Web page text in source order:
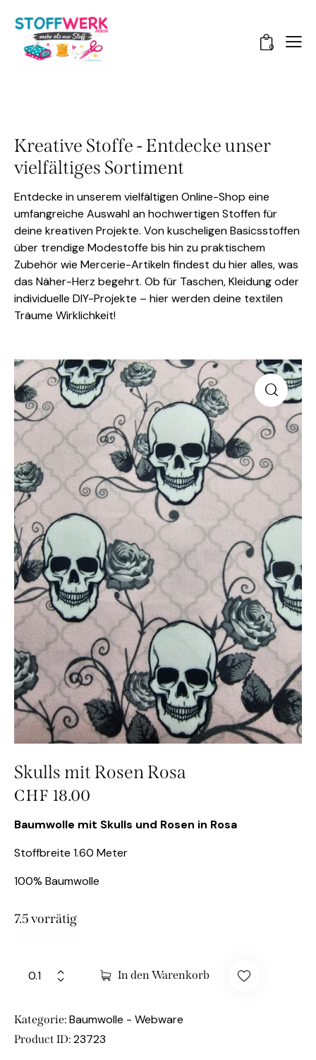
0
Kreative Stoffe - Entdecke unser
vielfältiges Sortiment
Entdecke in unserem vielfältigen Online-Shop eine
umfangreiche Auswahl an hochwertigen Stoffen für
deine kreativen Projekte. Von kuscheligen Basicsstoffen
über trendige Modestoffe bis hin zu praktischem
Zubehör wie Mercerie-Artikeln findest du hier alles, was
das Näher-Herz begehrt. Ob für Taschen, Kleidung oder
individuelle DIY-Projekte – hier werden deine textilen
Träume Wirklichkeit!
Skulls mit Rosen Rosa
CHF 18.00
Baumwolle mit Skulls und Rosen in Rosa
Stoffbreite 1.60 Meter
100% Baumwolle
7.5 vorrätig
In den Warenkorb
Kategorie: Baumwolle - Webware
Product ID: 23723